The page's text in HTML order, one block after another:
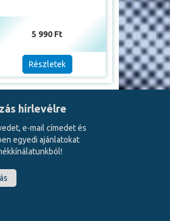
5 990 Ft
Részletek
hírlevélre
e-mail címedet és
egyedi ajánlatokat